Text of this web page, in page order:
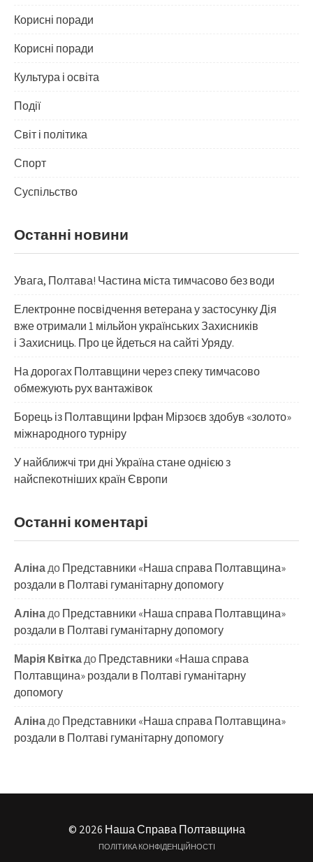
Корисні поради
Корисні поради
Культура і освіта
Події
Світ і політика
Спорт
Суспільство
Останні новини
Увага, Полтава! Частина міста тимчасово без води
Електронне посвідчення ветерана у застосунку Дія
вже отримали 1 мільйон українських Захисників
і Захисниць. Про це йдеться на сайті Уряду.
На дорогах Полтавщини через спеку тимчасово
обмежують рух вантажівок
Борець із Полтавщини Ірфан Мірзоєв здобув «золото»
міжнародного турніру
​У найближчі три дні Україна стане однією з
найспекотніших країн Європи
Останні коментарі
АлінадоПредставники «Наша справа Полтавщина»
роздали в Полтаві гуманітарну допомогу
АлінадоПредставники «Наша справа Полтавщина»
роздали в Полтаві гуманітарну допомогу
Марія КвіткадоПредставники «Наша справа
Полтавщина» роздали в Полтаві гуманітарну
допомогу
АлінадоПредставники «Наша справа Полтавщина»
роздали в Полтаві гуманітарну допомогу
© 2026 Наша Справа Полтавщина
ПОЛІТИКА КОНФІДЕНЦІЙНОСТІ